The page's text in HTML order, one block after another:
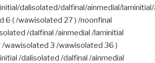
dalisolated/dalfinal/ainmedial/
6 ( /wawisolated 27 ) /noonfinal
/dalfinal /ainmedial /laminitial
wawisolated 3 /wawisolated 36 )
/dalisolated /dalfinal /ainmedial